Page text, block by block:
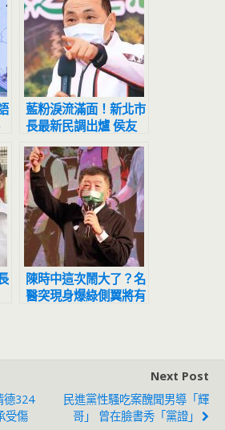
藍粉淚流滿面！新北市
長最新民調出爐 侯友
宜超震撼
陳時中這次鬧大了？名
醫突現身爆綠側翼將有
德324
受傷
Next Post
民進黨性騷吃案醜聞男導「輝
哥」 曾在臉書秀「黨證」